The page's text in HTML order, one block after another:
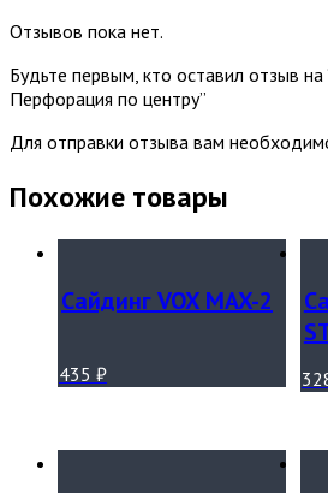
Отзывов пока нет.
Будьте первым, кто оставил отзыв
Перфорация по центру”
Для отправки отзыва вам
Похожие товары
Сайдинг VOX MAX-2
435 ₽